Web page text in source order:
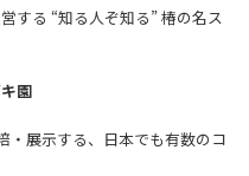
する “知る人ぞ知る” 椿の名ス
園
・展示する、日本でも有数のコ